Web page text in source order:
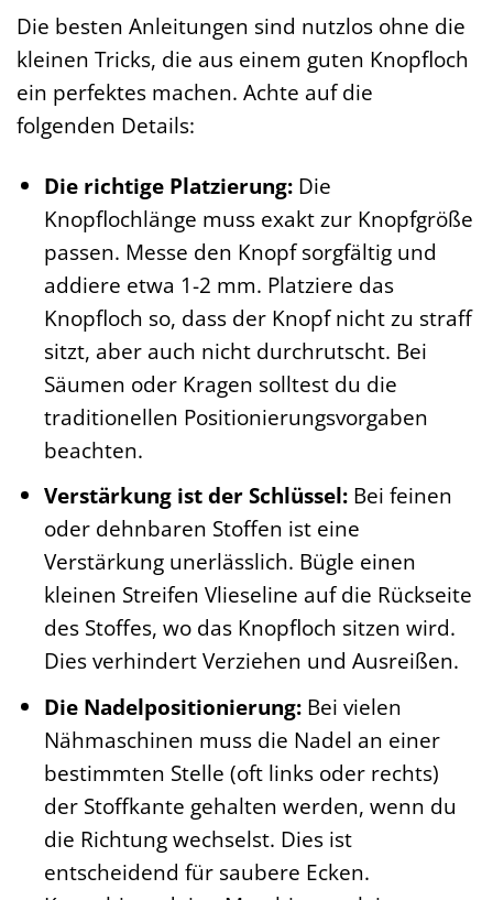
Die besten Anleitungen sind nutzlos ohne die
kleinen Tricks, die aus einem guten Knopfloch
ein perfektes machen. Achte auf die
folgenden Details:
Die richtige Platzierung:Die
Knopflochlänge muss exakt zur Knopfgröße
passen. Messe den Knopf sorgfältig und
addiere etwa 1-2 mm. Platziere das
Knopfloch so, dass der Knopf nicht zu straff
sitzt, aber auch nicht durchrutscht. Bei
Säumen oder Kragen solltest du die
traditionellen Positionierungsvorgaben
beachten.
Verstärkung ist der Schlüssel:Bei feinen
oder dehnbaren Stoffen ist eine
Verstärkung unerlässlich. Bügle einen
kleinen Streifen Vlieseline auf die Rückseite
des Stoffes, wo das Knopfloch sitzen wird.
Dies verhindert Verziehen und Ausreißen.
Die Nadelpositionierung:Bei vielen
Nähmaschinen muss die Nadel an einer
bestimmten Stelle (oft links oder rechts)
der Stoffkante gehalten werden, wenn du
die Richtung wechselst. Dies ist
entscheidend für saubere Ecken.